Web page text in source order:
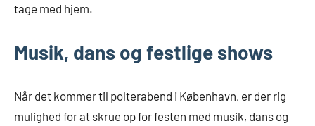
tage med hjem.
Musik, dans og festlige shows
Når det kommer til polterabend i København, er der rig
mulighed for at skrue op for festen med musik, dans og